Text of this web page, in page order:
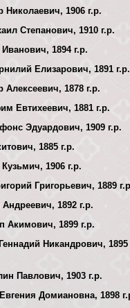
Николаевич, 1906 г.р.
Степанович, 1910 г.р.
1894 г.р.
Елизарович, 1891 г.р.
Алексеевич, 1878 г.р.
Евтихеевич, 1881 г.р.
Эдуардович, 1909 г.р.
1885 г.р.
1906 г.р.
Григорьевич, 1889
1892 г.р.
Акимович, 1899 г.р.
Никандрович, 1895
Павлович, 1903 г.р.
Домиановна, 1898